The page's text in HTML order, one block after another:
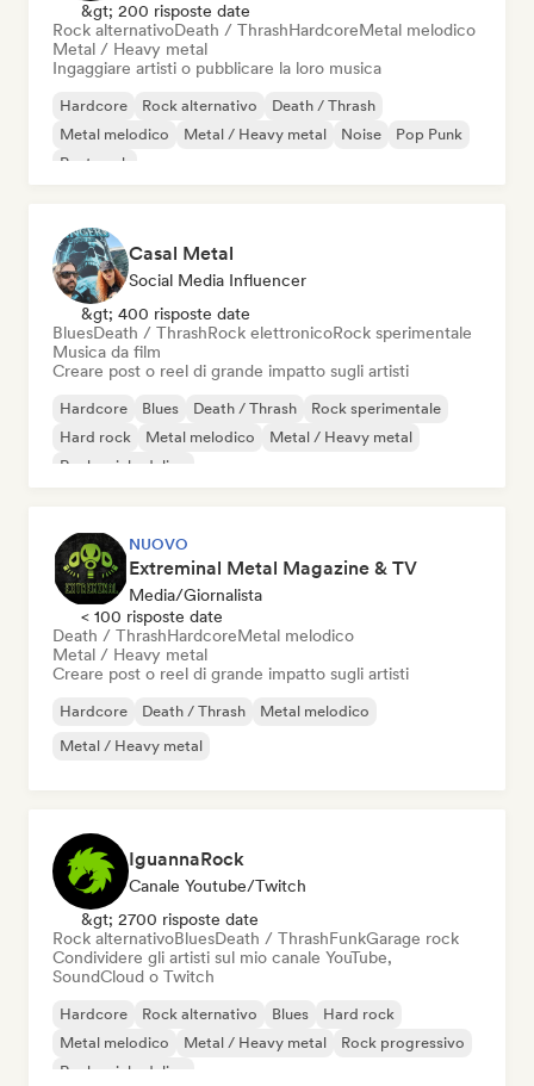
&gt; 200 risposte date
Rock alternativoDeath / ThrashHardcoreMetal melodico
Metal / Heavy metal
Ingaggiare artisti o pubblicare la loro musica
Hardcore Rock alternativo
Death / Thrash
Metal melodico
Metal / Heavy metal Noise
Pop Punk
Post punk
Casal Metal
Social Media Influencer
&gt; 400 risposte date
BluesDeath / ThrashRock elettronicoRock sperimentale
Musica da film
Creare post o reel di grande impatto sugli artisti
Hardcore Blues Death / Thrash
Rock sperimentale
Hard rock
Metal melodico
Metal / Heavy metal
Rock psichedelico
NUOVO
Extreminal Metal Magazine & TV
Media/Giornalista
< 100 risposte date
Death / ThrashHardcoreMetal melodico
Metal / Heavy metal
Creare post o reel di grande impatto sugli artisti
Hardcore Death / Thrash
Metal melodico
Metal / Heavy metal
IguannaRock
Canale Youtube/Twitch
&gt; 2700 risposte date
Rock alternativoBluesDeath / ThrashFunkGarage rock
Condividere gli artisti sul mio canale YouTube,
SoundCloud o Twitch
Hardcore Rock alternativo Blues
Hard rock
Metal melodico
Metal / Heavy metal
Rock progressivo
Rock psichedelico